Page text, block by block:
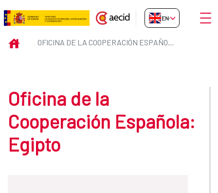
Skip to Main Content
Oficina de la Cooperación
EN-GB
INICIO OFICINA DE LA COOPERACIÓN ESPAÑOLA: EGIPTO
Oficina de la
Cooperación Española:
Egipto